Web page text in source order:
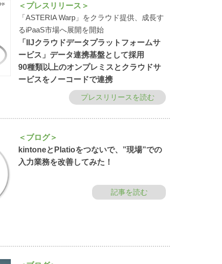
＜プレスリリース＞
「ASTERIA Warp」をクラウド提供、成長す
るiPaaS市場へ展開を開始
「IIJクラウドデータプラットフォームサ
ービス」データ連携基盤として採用
90種類以上のオンプレミスとクラウドサ
ービスをノーコードで連携
プレスリリースを読む
＜ブログ＞
kintoneとPlatioをつないで、 ”現場”での
入力業務を改善してみた！
記事を読む